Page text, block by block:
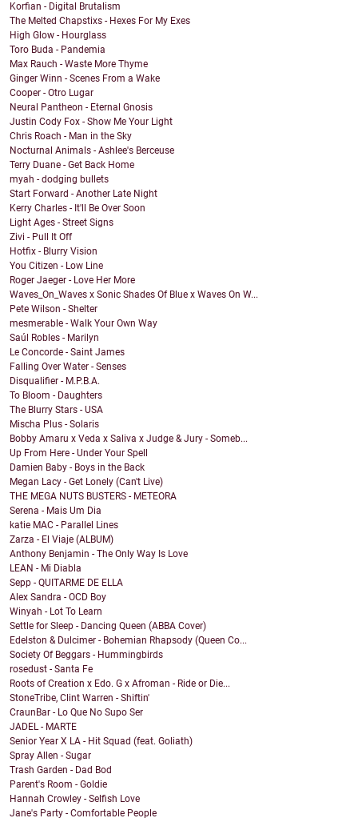
Korfian - Digital Brutalism
The Melted Chapstixs - Hexes For My Exes
High Glow - Hourglass
Toro Buda - Pandemia
Max Rauch - Waste More Thyme
Ginger Winn - Scenes From a Wake
Cooper - Otro Lugar
Neural Pantheon - Eternal Gnosis
Justin Cody Fox - Show Me Your Light
Chris Roach - Man in the Sky
Nocturnal Animals - Ashlee's Berceuse
Terry Duane - Get Back Home
myah - dodging bullets
Start Forward - Another Late Night
Kerry Charles - It'll Be Over Soon
Light Ages - Street Signs
Zivi - Pull It Off
Hotfix - Blurry Vision
You Citizen - Low Line
Roger Jaeger - Love Her More
Waves_On_Waves x Sonic Shades Of Blue x Waves On W...
Pete Wilson - Shelter
mesmerable - Walk Your Own Way
Saúl Robles - Marilyn
Le Concorde - Saint James
Falling Over Water - Senses
Disqualifier - M.P.B.A.
To Bloom - Daughters
The Blurry Stars - USA
Mischa Plus - Solaris
Bobby Amaru x Veda x Saliva x Judge & Jury - Someb...
Up From Here - Under Your Spell
Damien Baby - Boys in the Back
Megan Lacy - Get Lonely (Can't Live)
THE MEGA NUTS BUSTERS - METEORA
Serena - Mais Um Dia
katie MAC - Parallel Lines
Zarza - El Viaje (ALBUM)
Anthony Benjamin - The Only Way Is Love
LEAN - Mi Diabla
Sepp - QUITARME DE ELLA
Alex Sandra - OCD Boy
Winyah - Lot To Learn
Settle for Sleep - Dancing Queen (ABBA Cover)
Edelston & Dulcimer - Bohemian Rhapsody (Queen Co...
Society Of Beggars - Hummingbirds
rosedust - Santa Fe
Roots of Creation x Edo. G x Afroman - Ride or Die...
StoneTribe, Clint Warren - Shiftin'
CraunBar - Lo Que No Supo Ser
JADEL - MARTE
Senior Year X LA - Hit Squad (feat. Goliath)
Spray Allen - Sugar
Trash Garden - Dad Bod
Parent's Room - Goldie
Hannah Crowley - Selfish Love
Jane's Party - Comfortable People